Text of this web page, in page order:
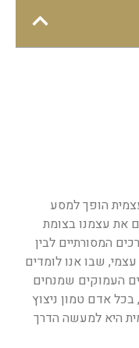
הופך למסע
את עצמנו בצומת
המסורתיים לבין
שבו אנו לומדים
העמוקים שמנחים
אדם טמון ניצוץ
היא למעשה הדרך